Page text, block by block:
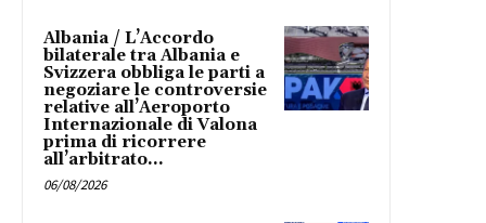
Albania / L’Accordo
bilaterale tra Albania e
Svizzera obbliga le parti a
negoziare le controversie
relative all’Aeroporto
Internazionale di Valona
prima di ricorrere
all’arbitrato...
06/08/2026